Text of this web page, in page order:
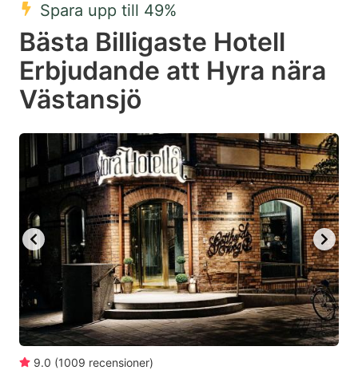
select
a
date.
Press
question
mark
key
to
get
the
keyboard
shortcuts
for
changing
a
date.
question
mark
key
to
get
the
keyboard
shortcuts
for
Spara upp till 49%
Bästa Billigaste Hotell
Erbjudande att Hyra nära
Västansjö
9.0 (1009 recensioner)